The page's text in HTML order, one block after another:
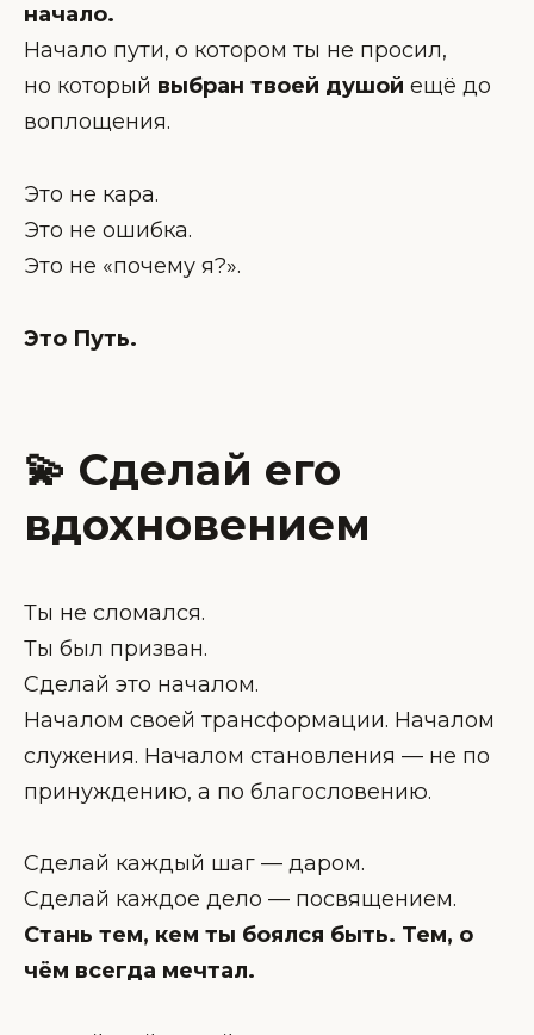
начало.
Начало пути, о котором ты не просил,
но который выбран твоей душой ещё до
воплощения.
Это не кара.
Это не ошибка.
Это не «почему я?».
Это Путь.
💫 Сделай его
вдохновением
Ты не сломался.
Ты был призван.
Сделай это началом.
Началом своей трансформации. Началом
служения. Началом становления — не по
принуждению, а по благословению.
Сделай каждый шаг — даром.
Сделай каждое дело — посвящением.
Стань тем, кем ты боялся быть. Тем, о
чём всегда мечтал.